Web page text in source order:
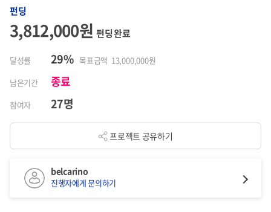
펀딩
3,812,000원펀딩 완료
달성률 29% 목표금액 13,000,000원
남은기간
종료
참여자 27명
프로젝트 공유하기
belcarino
진행자에게 문의하기